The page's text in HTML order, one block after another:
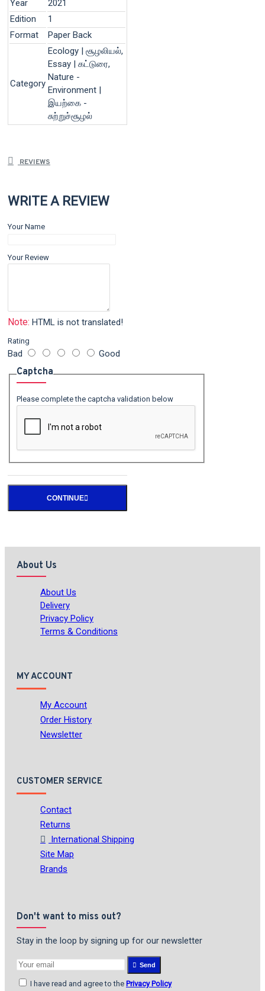
Year
2021
Edition
1
Format
Paper Back
Category
Ecology | சூழலியல்,
Essay | கட்டுரை,
Nature -
Environment |
இயற்கை -
சுற்றுச்சூழல்
REVIEWS
WRITE A REVIEW
Your Name
Your Review
Note: HTML is not translated!
Rating
Bad Good
Captcha
Please complete the captcha validation below
CONTINUE
About Us
About Us
Delivery
Privacy Policy
Terms & Conditions
MY ACCOUNT
My Account
Order History
Newsletter
CUSTOMER SERVICE
Contact
Returns
International Shipping
Site Map
Brands
Don't want to miss out?
Stay in the loop by signing up for our newsletter
Send
I have read and agree to the Privacy Policy